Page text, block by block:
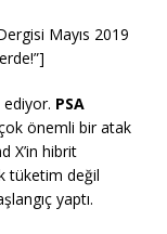
Mayıs 2019
PSA
önemli bir atak
X’in hibrit
tüketim değil
yaptı.